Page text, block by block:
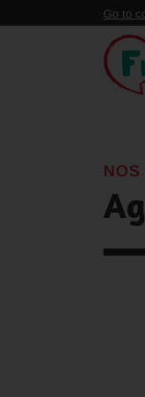
Panneau de gestion
Go to